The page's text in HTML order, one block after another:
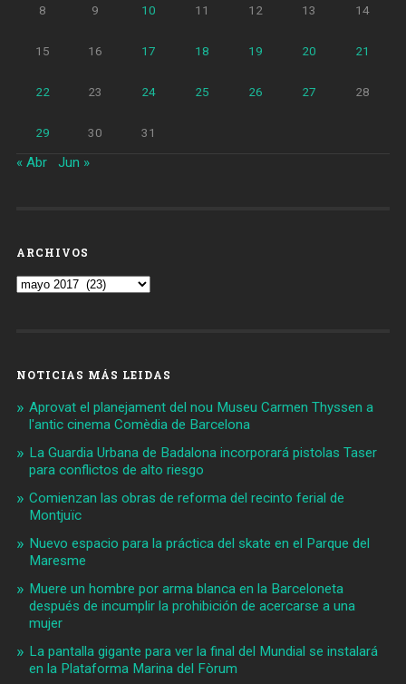
8 9 10 11 12 13 14
15 16 17 18 19 20 21
22 23 24 25 26 27 28
29 30 31
« Abr Jun »
ARCHIVOS
Archivos
NOTICIAS MÁS LEIDAS
Aprovat el planejament del nou Museu Carmen Thyssen a
l'antic cinema Comèdia de Barcelona
La Guardia Urbana de Badalona incorporará pistolas Taser
para conflictos de alto riesgo
Comienzan las obras de reforma del recinto ferial de
Montjuïc
Nuevo espacio para la práctica del skate en el Parque del
Maresme
Muere un hombre por arma blanca en la Barceloneta
después de incumplir la prohibición de acercarse a una
mujer
La pantalla gigante para ver la final del Mundial se instalará
en la Plataforma Marina del Fòrum